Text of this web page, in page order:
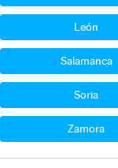
León
Salamanca
Soria
Zamora